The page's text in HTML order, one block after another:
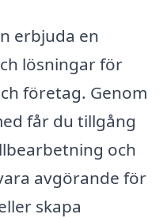
erbjuda en
lösningar för
företag. Genom
får du tillgång
och
avgörande för
skapa